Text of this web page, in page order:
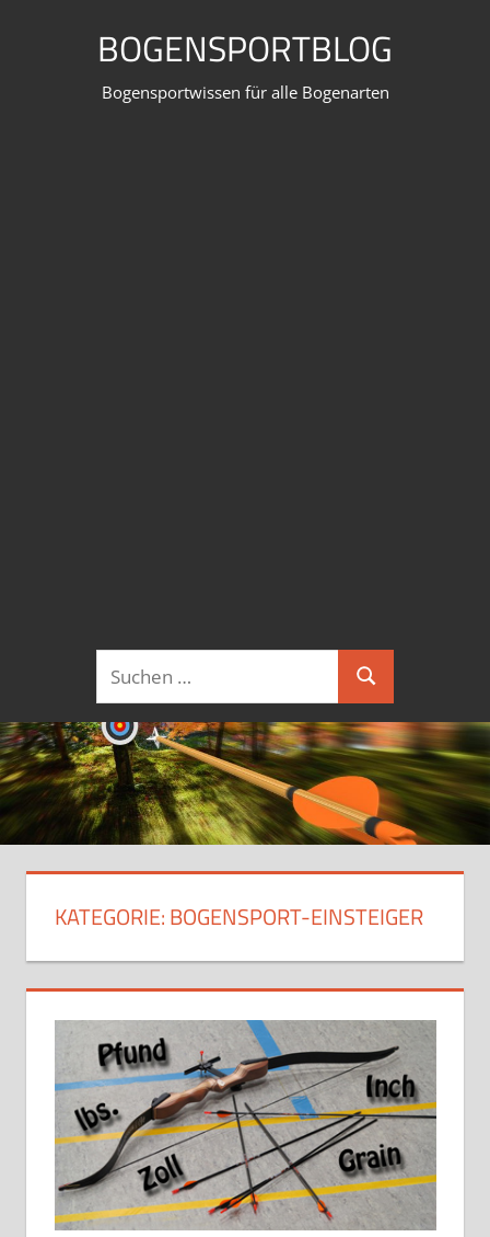
BOGENSPORTBLOG
Bogensportwissen für alle Bogenarten
Suchen
nach:
Suchen
KATEGORIE:BOGENSPORT-EINSTEIGER